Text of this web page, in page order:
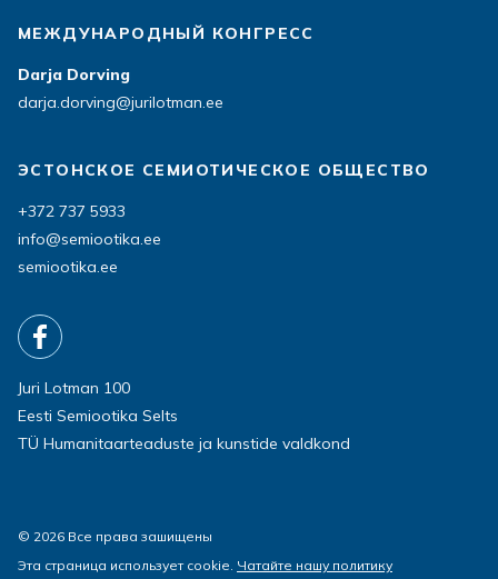
МЕЖДУНАРОДНЫЙ КОНГРЕСС
Darja Dorving
darja.dorving@jurilotman.ee
ЭСТОНСКОЕ СЕМИОТИЧЕСКОЕ ОБЩЕСТВО
+372 737 5933
info@semiootika.ee
semiootika.ee
Juri Lotman 100
Eesti Semiootika Selts
TÜ Humanitaarteaduste ja kunstide valdkond
© 2026 Все права зашищены
Эта страница использует cookie. Чатайте нашу политику